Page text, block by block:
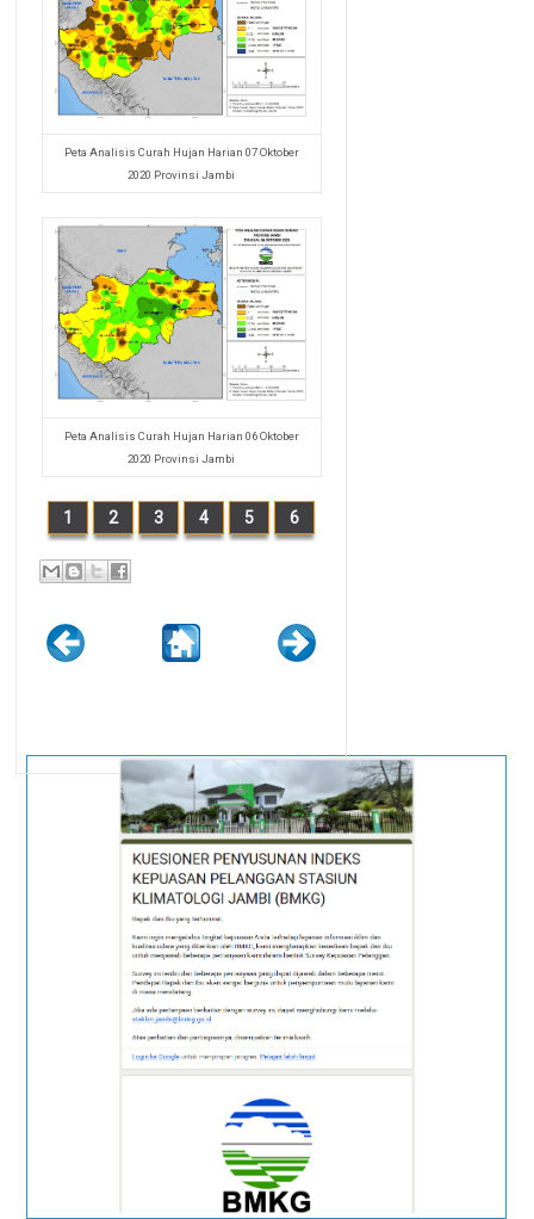
Peta Analisis Curah Hujan Harian 07 Oktober
2020 Provinsi Jambi
Peta Analisis Curah Hujan Harian 06 Oktober
2020 Provinsi Jambi
1 2 3 4 5 6